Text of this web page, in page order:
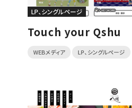
LP、シングルページ
Touch your Qshu
WEBメディア LP、シングルページ